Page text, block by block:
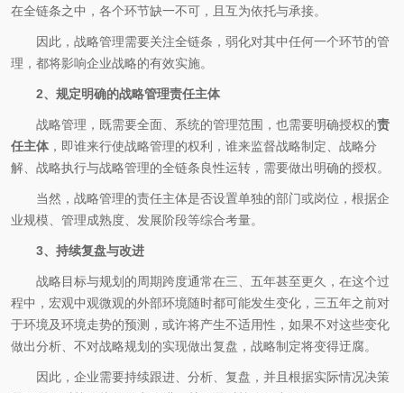
在全链条之中，各个环节缺一不可，且互为依托与承接。
因此，战略管理需要关注全链条，弱化对其中任何一个环节的管
理，都将影响企业战略的有效实施。
2、规定明确的战略管理责任主体
战略管理，既需要全面、系统的管理范围，也需要明确授权的责
任主体 ，即谁来行使战略管理的权利，谁来监督战略制定、战略分
解、战略执行与战略管理的全链条良性运转，需要做出明确的授权。
当然，战略管理的责任主体是否设置单独的部门或岗位，根据企
业规模、管理成熟度、发展阶段等综合考量。
3、持续复盘与改进
战略目标与规划的周期跨度通常在三、五年甚至更久，在这个过
程中，宏观中观微观的外部环境随时都可能发生变化，三五年之前对
于环境及环境走势的预测，或许将产生不适用性，如果不对这些变化
做出分析、不对战略规划的实现做出复盘，战略制定将变得迂腐。
因此，企业需要持续跟进、分析、复盘，并且根据实际情况决策